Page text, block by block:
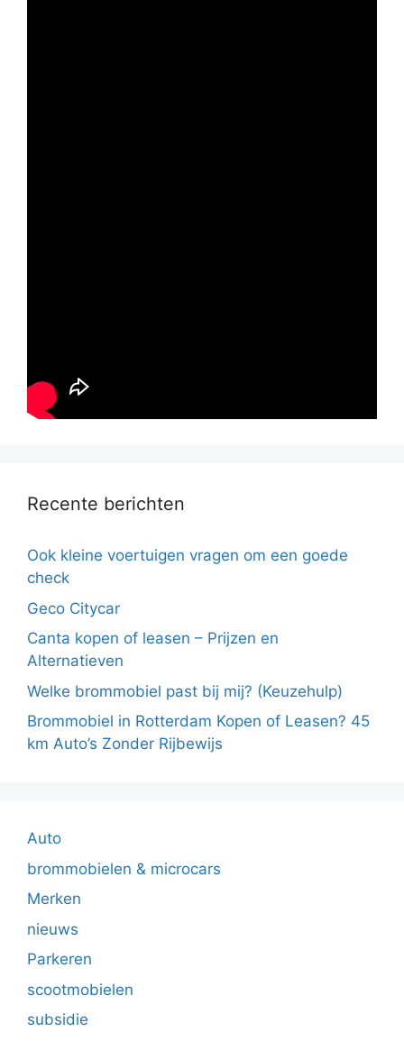
Recente berichten
Ook kleine voertuigen vragen om een goede
check
Geco Citycar
Canta kopen of leasen – Prijzen en
Alternatieven
Welke brommobiel past bij mij? (Keuzehulp)
Brommobiel in Rotterdam Kopen of Leasen? 45
km Auto’s Zonder Rijbewijs
Auto
brommobielen & microcars
Merken
nieuws
Parkeren
scootmobielen
subsidie